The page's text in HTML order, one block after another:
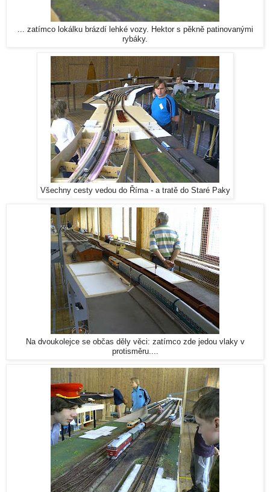
... zatímco lokálku brázdí lehké vozy. Hektor s pěkně patinovanými
rybáky.
Všechny cesty vedou do Říma - a tratě do Staré Paky
Na dvoukolejce se občas děly věci: zatímco zde jedou vlaky v
protisměru....